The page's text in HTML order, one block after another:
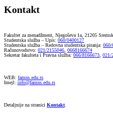
Kontakt
Fakultet za menadžment, Njegoševa 1a, 21205
Studentska služba – Upis: 060/0400127
Studentska služba – Redovna studentska pitanja: 060/
Računovodstvo: 021/2155046 0668166674
Sekretar fakulteta i Pravna služba: 066/8166673 021/
WEB: famns.edu.rs
Imejl: info@famns.edu.rs
Detaljnije na stranici Kontakt